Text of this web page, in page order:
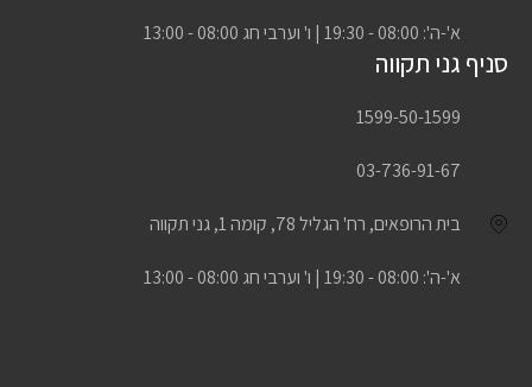
א'-ה': 08:00 - 19:30 | ו' וערבי חג 08:00 - 13:00
סניף גני תקווה
1599-50-1599
03-736-91-67
בית הרופאים, רח' הגליל 78, קומה 1, גני תקווה
א'-ה': 08:00 - 19:30 | ו' וערבי חג 08:00 - 13:00